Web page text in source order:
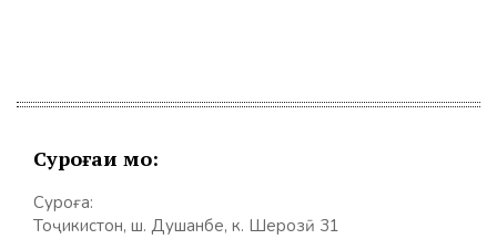
Суроғаи мо:
Суроға:
Тоҷикистон, ш. Душанбе, к. Шерозӣ 31